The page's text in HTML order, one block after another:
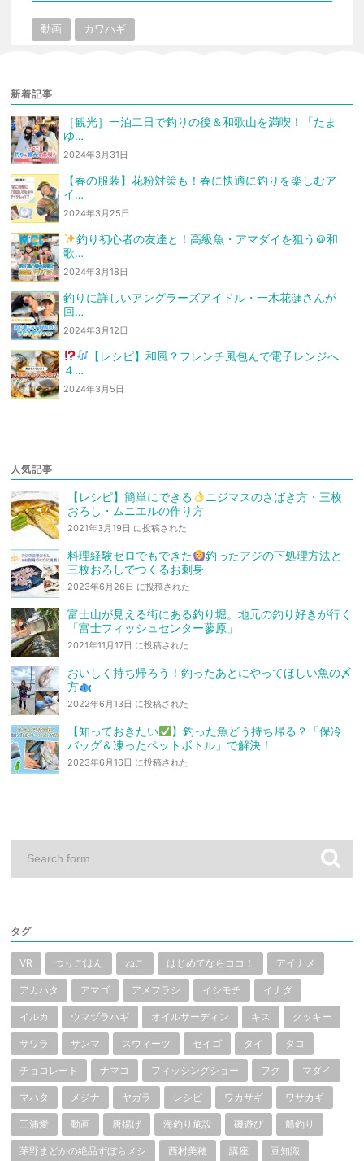
動画 カワハギ
新着記事
［観光］一泊二日で釣りの後＆和歌山を満喫！「たま
ゆ…
2024年3月31日
【春の服装】花粉対策も！春に快適に釣りを楽しむア
イ…
2024年3月25日
釣り初心者の友達と！高級魚・アマダイを狙う ＠和
歌…
2024年3月18日
釣りに詳しいアングラーズアイドル・一木花漣さんが
回…
2024年3月12日
【レシピ】和風？フレンチ風包んで電子レンジへ
４…
2024年3月5日
人気記事
【レシピ】簡単にできる
ニジマスのさばき方・三枚
おろし・ムニエルの作り方
2021年3月19日 に投稿された
料理経験ゼロでもできた
釣ったアジの下処理方法と
三枚おろしでつくるお刺身
2023年6月26日 に投稿された
富士山が見える街にある釣り堀。地元の釣り好きが行く
「富士フィッシュセンター蓼原」
2021年11月17日 に投稿された
おいしく持ち帰ろう！釣ったあとにやってほしい魚の〆
方
2022年6月13日 に投稿された
【知っておきたい
】釣った魚どう持ち帰る？「保冷
バッグ＆凍ったペットボトル」で解決！
2023年6月16日 に投稿された
タグ
VR つりごはん ねこ はじめてならココ！ アイナメ
アカハタ アマゴ アメフラシ イシモチ イナダ
イルカ ウマヅラハギ オイルサーディン キス クッキー
サワラ サンマ スウィーツ セイゴ タイ タコ
チョコレート ナマコ フィッシングショー フグ マダイ
マハタ メジナ ヤガラ レシピ ワカサギ ワサカギ
三浦愛 動画 唐揚げ 海釣り施設 磯遊び 船釣り
茅野まどかの絶品ずぼらメシ 西村美穂 講座 豆知識